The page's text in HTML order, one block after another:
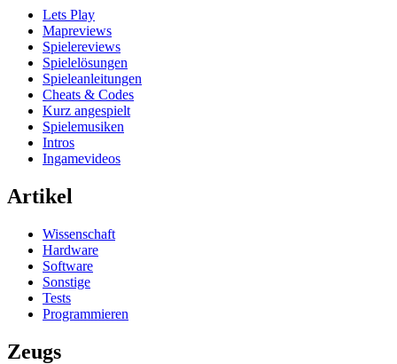
Lets Play
Mapreviews
Spielereviews
Spielelösungen
Spieleanleitungen
Cheats & Codes
Kurz angespielt
Spielemusiken
Intros
Ingamevideos
Artikel
Wissenschaft
Hardware
Software
Sonstige
Tests
Programmieren
Zeugs